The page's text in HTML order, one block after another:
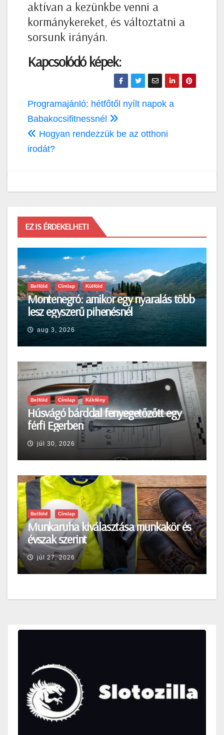
aktívan a kezünkbe venni a
kormánykereket, és változtatni a
sorsunk irányán.
Kapcsolódó képek:
Bejegyzés
navigáció
Programajánló: hétfőtől nyílt napok a
Babakocsifitnessnél
Hogyan rendezzük be az otthoni
irodát?
EZ IS ÉRDEKELHETI
Belföld Címlap Külföld
Montenegró: amikor egy nyaralás több
lesz egyszerű pihenésnél
aug 3, 2026
Belföld Címlap Kékfény
Húsvágó bárddal fenyegetőzőtt egy
férfi Egerben
júl 30, 2026
Belföld Címlap
Munkaruha kiválasztása munkakör és
évszak szerint
júl 27, 2026